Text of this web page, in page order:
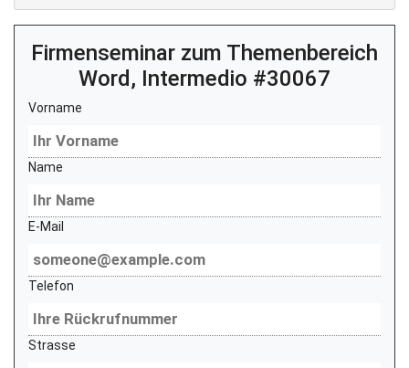
Firmenseminar zum Themenbereich
Word, Intermedio #30067
Vorname
Name
E-Mail
Telefon
Strasse